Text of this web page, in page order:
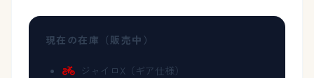
現在の在庫（販売中）
ジャイロX（ギア仕様）